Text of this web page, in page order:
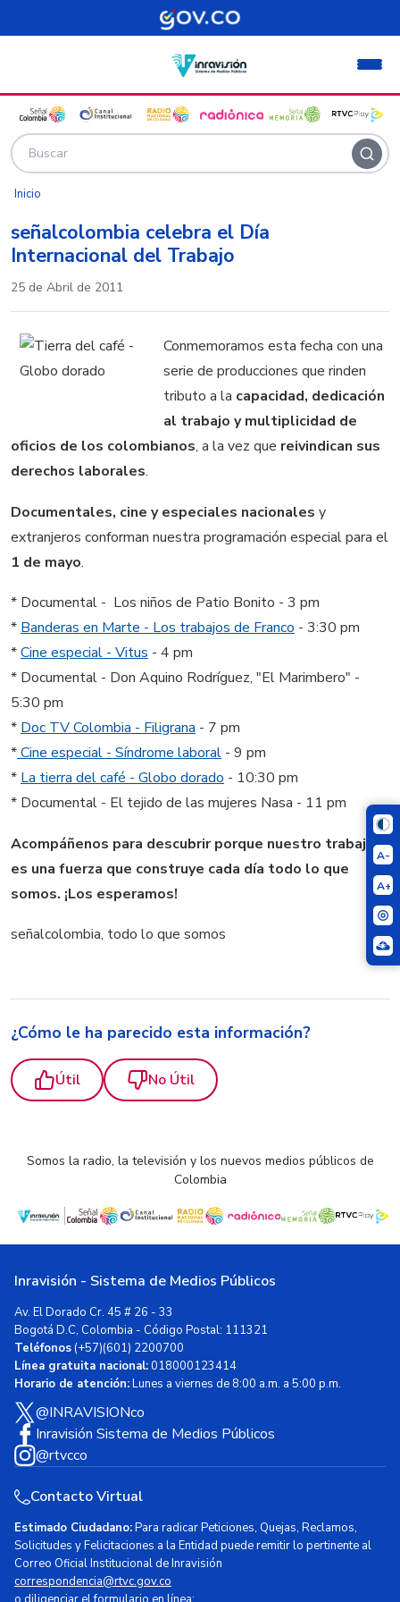
Pasar al contenido principal
A-
A+
Inicio
señalcolombia celebra el Día
Internacional del Trabajo
25 de Abril de 2011
Conmemoramos esta fecha con una
serie de producciones que rinden
tributo a la capacidad, dedicación
al trabajo y multiplicidad de
oficios de los colombianos, a la vez que reivindican sus
derechos laborales.
Documentales, cine y especiales nacionales y
extranjeros conforman nuestra programación especial para el
1 de mayo.
* Documental - Los niños de Patio Bonito - 3 pm
* Banderas en Marte - Los trabajos de Franco - 3:30 pm
*Cine especial - Vitus - 4 pm
* Documental - Don Aquino Rodríguez, "El Marimbero" -
5:30 pm
* Doc TV Colombia - Filigrana - 7 pm
*Cine especial - Síndrome laboral - 9 pm
* La tierra del café - Globo dorado - 10:30 pm
* Documental - El tejido de las mujeres Nasa - 11 pm
Acompáñenos para descubrir porque nuestro trabajo
es una fuerza que construye cada día todo lo que
somos. ¡Los esperamos!
señalcolombia, todo lo que somos
¿Cómo le ha parecido esta información?
Útil No Útil
Somos la radio, la televisión y los nuevos medios públicos de
Colombia
Inravisión - Sistema de Medios Públicos
Av. El Dorado Cr. 45 # 26 - 33
Bogotá D.C, Colombia - Código Postal: 111321
Teléfonos(+57)(601) 2200700
Línea gratuita nacional:018000123414
Horario de atención:Lunes a viernes de 8:00 a.m. a 5:00 p.m.
@INRAVISIONco
Inravisión Sistema de Medios Públicos
@rtvcco
Contacto Virtual
Estimado Ciudadano:Para radicar Peticiones, Quejas, Reclamos,
Solicitudes y Felicitaciones a la Entidad puede remitir lo pertinente al
Correo Oficial Institucional de Inravisión
correspondencia@rtvc.gov.co